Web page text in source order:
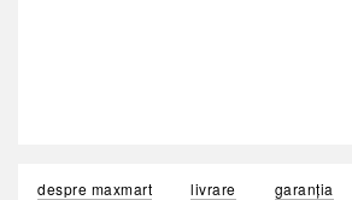
despre maxmart livrare garanția